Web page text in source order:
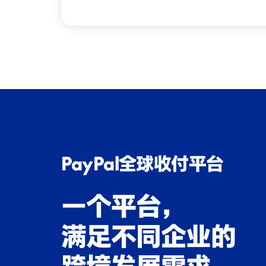
PayPal全球收付平台
一个平台，
满足不同企业的